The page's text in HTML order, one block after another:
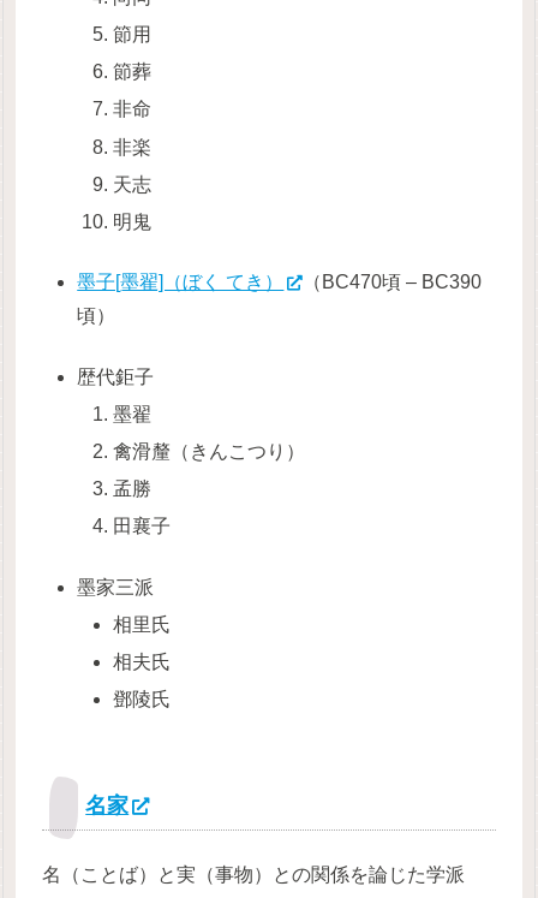
節用
節葬
非命
非楽
天志
明鬼
墨子[墨翟]（ぼく てき）
（BC470頃 – BC390
頃）
歴代鉅子
墨翟
禽滑釐（きんこつり）
孟勝
田襄子
墨家三派
相里氏
相夫氏
鄧陵氏
名家
名（ことば）と実（事物）との関係を論じた学派